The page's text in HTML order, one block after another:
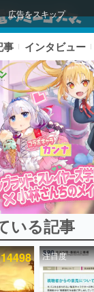
広告をスキップ
プ
いる記事ランキング
事 インタビュー
いる記事
14498 注目度